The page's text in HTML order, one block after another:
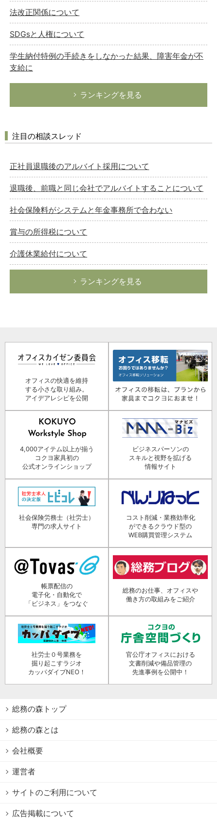
法改正関係について
SDGsと人権について
学生納付特例の手続きをしなかった結果、障害年金が不
支給に
ランキングを見る
注目の相談スレッド
正社員退職後のアルバイト採用について
退職後、前職と同じ会社でアルバイトすることについて
社会保険料がシステムと年金事務所で合わない
賞与の所得税について
介護休業給付について
ランキングを見る
オフィスの快適を維持
する小さな取り組み。
アイデアレシピを公開
4,000アイテム以上が揃う
コクヨ家具初の
公式オンラインショップ
ビジネスパーソンの
スキルと視野を拡げる
情報サイト
社会保険労務士（社労士）
専門の求人サイト
コスト削減・業務効率化
ができるクラウド型の
WEB購買管理システム
帳票配信の
電子化・自動化で
「ビジネス」をつなぐ
総務のお仕事、オフィスや
働き方の取組みをご紹介
社労士０号業務を
掘り起こすラジオ
カッパダイブNEO！
官公庁オフィスにおける
文書削減や備品管理の
先進事例を公開中！
総務の森トップ
総務の森とは
会社概要
運営者
サイトのご利用について
広告掲載について